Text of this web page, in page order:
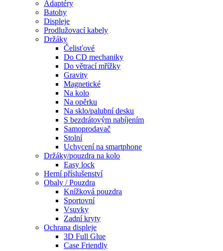
Adaptéry
Batohy
Displeje
Prodlužovací kabely
Držáky
Čelisťové
Do CD mechaniky
Do větrací mřížky
Gravity
Magnetické
Na kolo
Na opěrku
Na sklo/palubní desku
S bezdrátovým nabíjením
Samoprodavač
Stolní
Uchycení na smartphone
Držáky/pouzdra na kolo
Easy lock
Herní příslušenství
Obaly / Pouzdra
Knížková pouzdra
Sportovní
Vsuvky
Zadní kryty
Ochrana displeje
3D Full Glue
Case Friendly